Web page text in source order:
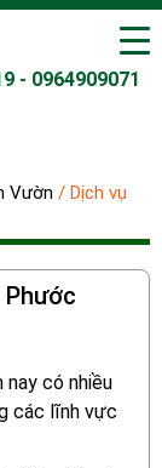
- 0964909071
Vườn / Dịch vụ
Phước
nay có nhiều
các lĩnh vực